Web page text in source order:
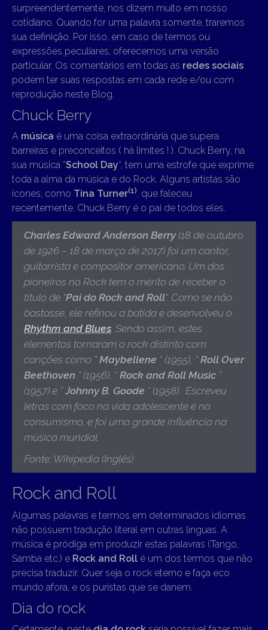
surpreendentemente, nos dizem muito em nosso
cotidiano. Quando for uma palavra somente, traremos
sua definição. Por isso, em caso de termos ou
expressões peculiares, oferecemos uma versão
particular. Os comentários em todas as redes sociais
podem ter suas respostas em cada rede e/ou com
reprodução neste Blog.
Chuck Berry
A música é uma coisa extraordinária que supera
barreiras e preconceitos ( há limites ! ). Chuck Berry, na
sua música “School Day“, tem uma estrofe que exprime
toda a alma da música e do Rock. Alguns artistas são
ícones, como Tina Turner(1)
, que faleceu
recentemente. Chuck Berry é o pai de todos eles.
Charles Edward Anderson Berry (18 de outubro
de 1926 – 18 de março de 2017) foi um cantor,
guitarrista e compositor americano. Um dos
pioneiros no Rock tem o mérito de receber o
título de “Pai do Rock and Roll“. Como se não
bastasse, ele refinou a batida e desenvolveu o
Rhythm and Blues . Sendo assim, estes
elementos tornaram o rock distinto com
canções como ” Maybellene ” (1955), ” Roll Over
Beethoven ” (1956), “ Rock and Roll Music ”
(1957) e ”Johnny B. Goode ” (1958). Escreveu
letras com foco na vida adolescente e no
consumismo, e foi uma grande influência na
música mundial.
Fonte: Wikipedia (Inglês)
Rock and Roll
Algumas palavras e termos em determinados idiomas
não possuem tradução literal em outras línguas. A
música é pródiga em produzir estas palavras (Tango,
Samba etc.) e Rock and Roll é um dos termos que não
precisa traduzir. Quer seja o rock eterno e faça eco
mundo afora, e os puristas que se danem.
Dia do rock